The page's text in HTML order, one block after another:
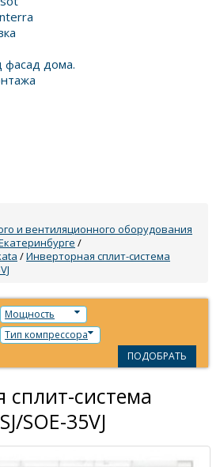
фасад дома.
и вентиляционного оборудования
/
/Инверторная сплит-система
Мощность
Тип компрессора
ПОДОБРАТЬ
сплит-система
SOE-35VJ